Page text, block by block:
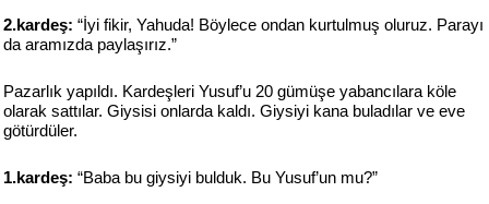
2.kardeş: “İyi fikir, Yahuda! Böylece ondan kurtulmuş oluruz. Parayı
da aramızda paylaşırız.”
Pazarlık yapıldı. Kardeşleri Yusuf’u 20 gümüşe yabancılara köle
olarak sattılar. Giysisi onlarda kaldı. Giysiyi kana buladılar ve eve
götürdüler.
1.kardeş: “Baba bu giysiyi bulduk. Bu Yusuf’un mu?”